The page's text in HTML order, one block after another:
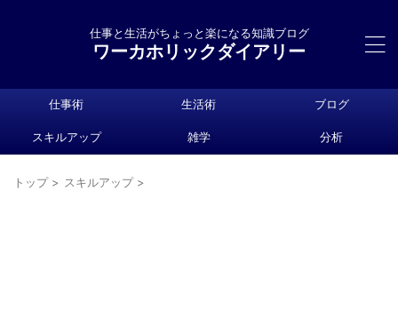
仕事と生活がちょっと楽になる知識ブログ
ワーカホリックダイアリー
仕事術 生活術 ブログ
スキルアップ 雑学 分析
トップ > スキルアップ >